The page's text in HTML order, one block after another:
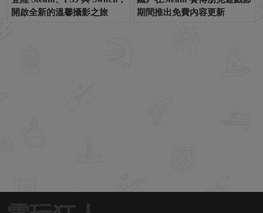
開啟全新的溫馨攝影之旅
期間推出免費內容更新